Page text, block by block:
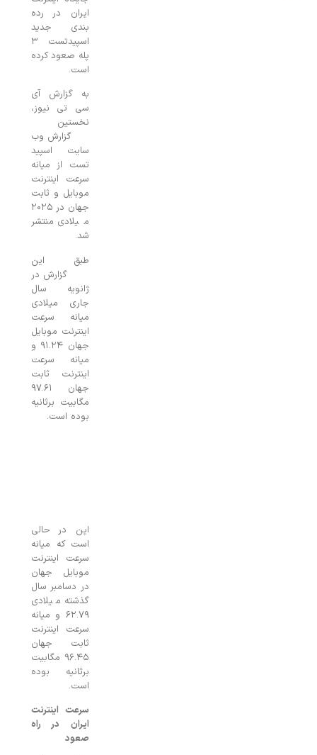
ایران در رده
بندی جدید
اسپیدتست ۳
پله صعود کرده
به گزارش آی
سی تی نیوز،
نخستین
گزارش وب
سایت اسپید
تست از میانه
سرعت اینترنت
موبایل و ثابت
جهان در ۲۰۲۵
میلادی منتشر
طبق این
گزارش در
ژانویه سال
جاری میلادی
میانه سرعت
اینترنت موبایل
جهان ۹۱.۲۴ و
میانه سرعت
اینترنت ثابت
جهان ۹۷.۶۱
مگابیت برثانیه
بوده است.
این در حالی
است که میانه
سرعت اینترنت
موبایل جهان
در دسامبر سال
گذشته میلادی
۶۲.۷۹ و میانه
سرعت اینترنت
ثابت جهان
۹۶.۴۵ مگابیت
برثانیه بوده
سرعت اینترنت
ایران در راه